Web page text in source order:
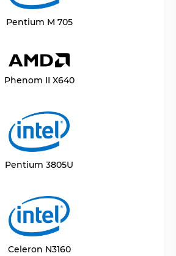
Pentium M 705
Phenom II X640
Pentium 3805U
Celeron N3160